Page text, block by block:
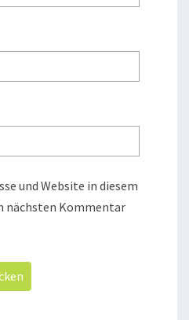
und Website in diesem
nächsten Kommentar